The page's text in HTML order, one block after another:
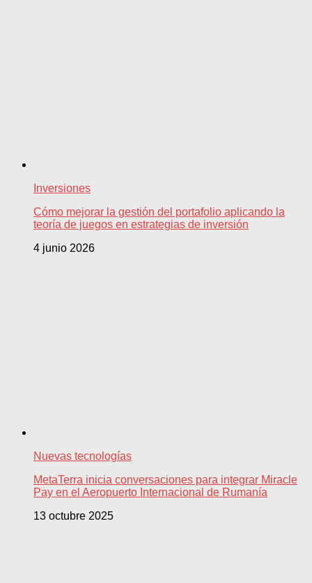
Inversiones
Cómo mejorar la gestión del portafolio aplicando la
teoría de juegos en estrategias de inversión
4 junio 2026
Nuevas tecnologías
MetaTerra inicia conversaciones para integrar Miracle
Pay en el Aeropuerto Internacional de Rumanía
13 octubre 2025